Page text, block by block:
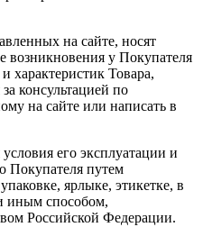
на сайте, носят
возникновения у Покупателя
характеристик Товара,
консультацией по
на сайте или написать в
его эксплуатации и
Покупателя путем
ярлыке, этикетке, в
иным способом,
Российской Федерации.